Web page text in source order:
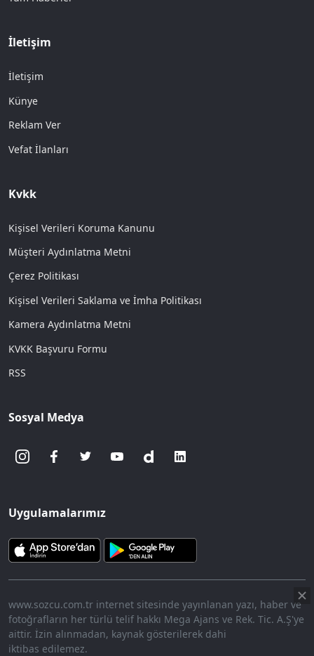
İletişim
İletişim
Künye
Reklam Ver
Vefat İlanları
Kvkk
Kişisel Verileri Koruma Kanunu
Müşteri Aydınlatma Metni
Çerez Politikası
Kişisel Verileri Saklama ve İmha Politikası
Kamera Aydınlatma Metni
KVKK Başvuru Formu
RSS
Sosyal Medya
Uygulamalarımız
www.sozcu.com.tr internet sitesinde yayınlanan yazı, haber ve
fotoğrafların her türlü telif hakkı Mega Ajans ve Rek. Tic. A.Ş'ye
aittir. İzin alınmadan, kaynak gösterilerek dahi
iktibas edilemez.